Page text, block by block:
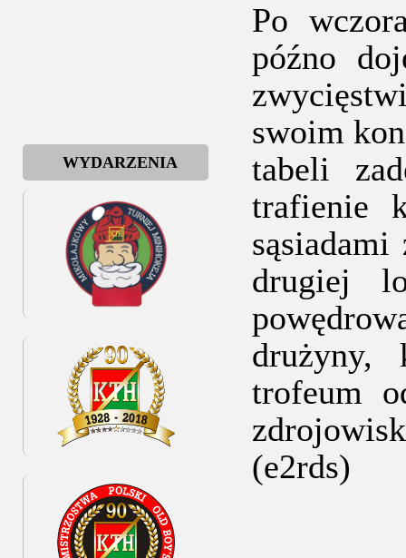
WYDARZENIA
Po
późno
swoim
tabeli
trafienie
sąsiadami
drugiej
drużyny,
trofeum
(e2rds)